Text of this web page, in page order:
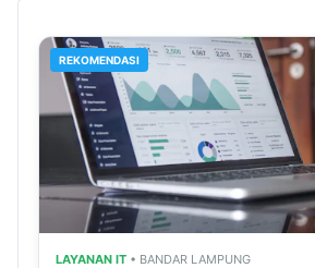
REKOMENDASI
LAYANAN IT • BANDAR LAMPUNG